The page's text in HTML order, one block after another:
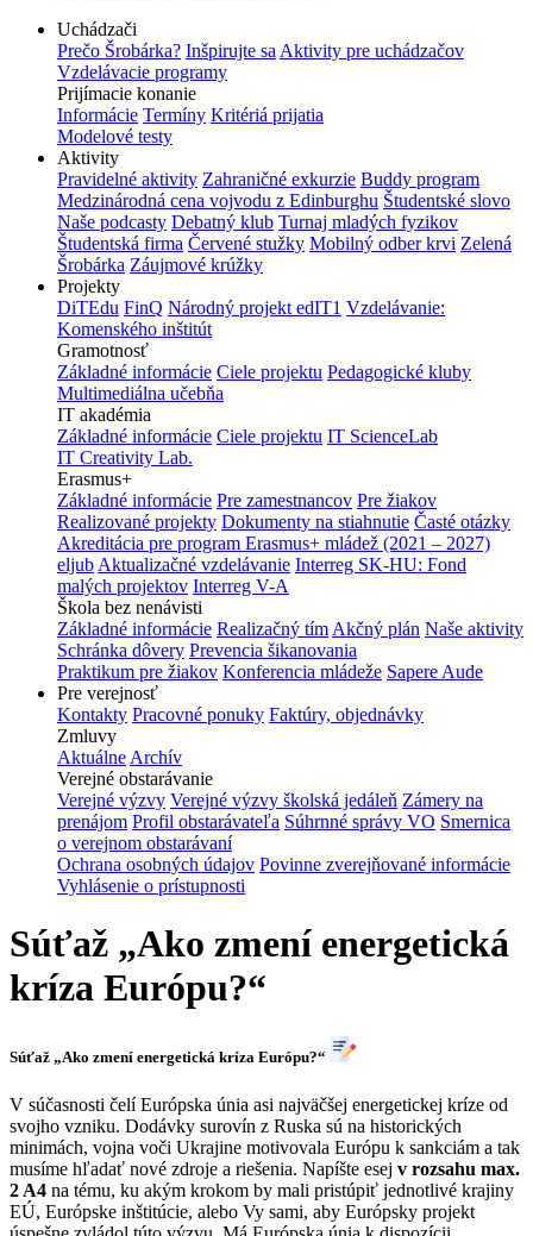
Uchádzači
Prečo Šrobárka? Inšpirujte sa Aktivity pre uchádzačov
Vzdelávacie programy
Prijímacie konanie
Informácie Termíny Kritériá prijatia
Modelové testy
Aktivity
Pravidelné aktivity Zahraničné exkurzie Buddy program
Medzinárodná cena vojvodu z Edinburghu Študentské slovo
Naše podcasty Debatný klub Turnaj mladých fyzikov
Študentská firma Červené stužky Mobilný odber krvi Zelená
Šrobárka Záujmové krúžky
Projekty
DiTEdu FinQ Národný projekt edIT1 Vzdelávanie:
Komenského inštitút
Gramotnosť
Základné informácie Ciele projektu Pedagogické kluby
Multimediálna učebňa
IT akadémia
Základné informácie Ciele projektu IT ScienceLab
IT Creativity Lab.
Erasmus+
Základné informácie Pre zamestnancov Pre žiakov
Realizované projekty Dokumenty na stiahnutie Časté otázky
Akreditácia pre program Erasmus+ mládež (2021 – 2027)
eljub Aktualizačné vzdelávanie Interreg SK-HU: Fond
malých projektov Interreg V-A
Škola bez nenávisti
Základné informácie Realizačný tím Akčný plán Naše aktivity
Schránka dôvery Prevencia šikanovania
Praktikum pre žiakov Konferencia mládeže Sapere Aude
Pre verejnosť
Kontakty Pracovné ponuky Faktúry, objednávky
Zmluvy
Aktuálne Archív
Verejné obstarávanie
Verejné výzvy Verejné výzvy školská jedáleň Zámery na
prenájom Profil obstarávateľa Súhrnné správy VO Smernica
o verejnom obstarávaní
Ochrana osobných údajov Povinne zverejňované informácie
Vyhlásenie o prístupnosti
Súťaž „Ako zmení energetická
kríza Európu?“
Súťaž „Ako zmení energetická kríza Európu?“
V súčasnosti čelí Európska únia asi najväčšej energetickej kríze od
svojho vzniku. Dodávky surovín z Ruska sú na historických
minimách, vojna voči Ukrajine motivovala Európu k sankciám a tak
musíme hľadať nové zdroje a riešenia. Napíšte esej v rozsahu max.
2 A4 na tému, ku akým krokom by mali pristúpiť jednotlivé krajiny
EÚ, Európske inštitúcie, alebo Vy sami, aby Európsky projekt